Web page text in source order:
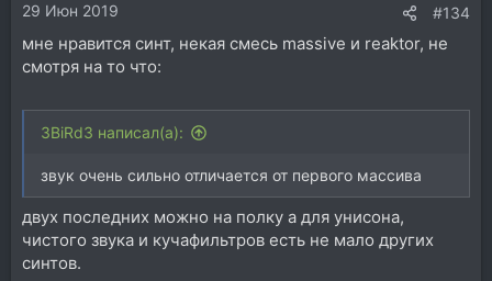
29 Июн 2019 #134
мне нравится синт, некая смесь massive и reaktor, не
смотря на то что:
3BiRd3 написал(а):
звук очень сильно отличается от первого массива
двух последних можно на полку а для унисона,
чистого звука и кучафильтров есть не мало других
синтов.